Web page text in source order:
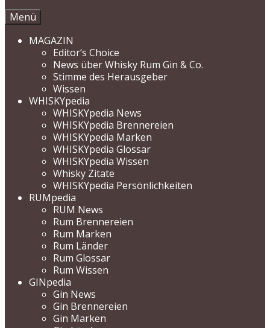
Menü
MAGAZIN
Editor‘s Choice
News über Whisky Rum Gin & Co.
Stimme des Herausgeber
Wissen
WHISKYpedia
WHISKYpedia News
WHISKYpedia Brennereien
WHISKYpedia Marken
WHISKYpedia Glossar
WHISKYpedia Wissen
Whisky Zitate
WHISKYpedia Persönlichkeiten
RUMpedia
RUM News
Rum Brennereien
Rum Marken
Rum Länder
Rum Glossar
Rum Wissen
GINpedia
Gin News
Gin Brennereien
Gin Marken